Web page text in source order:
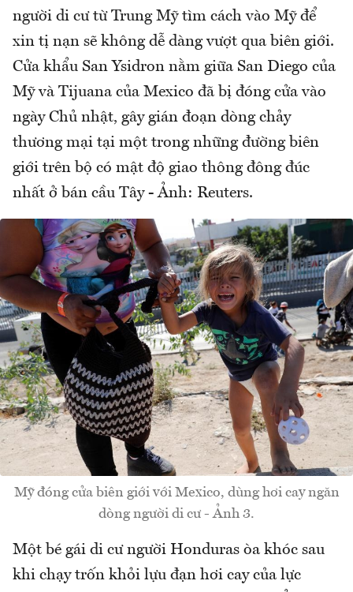
người di cư từ Trung Mỹ tìm cách vào Mỹ để
xin tị nạn sẽ không dễ dàng vượt qua biên giới.
Cửa khẩu San Ysidron nằm giữa San Diego của
Mỹ và Tijuana của Mexico đã bị đóng cửa vào
ngày Chủ nhật, gây gián đoạn dòng chảy
thương mại tại một trong những đường biên
giới trên bộ có mật độ giao thông đông đúc
nhất ở bán cầu Tây - Ảnh: Reuters.
Mỹ đóng cửa biên giới với Mexico, dùng hơi cay ngăn
dòng người di cư - Ảnh 3.
Một bé gái di cư người Honduras òa khóc sau
khi chạy trốn khỏi lựu đạn hơi cay của lực